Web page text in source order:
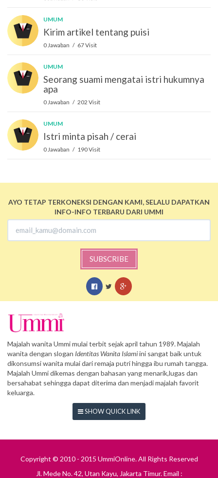
UMUM
Kirim artikel tentang puisi
0 Jawaban / 67 Visit
UMUM
Seorang suami mengatai istri hukumnya
apa
0 Jawaban / 202 Visit
UMUM
Istri minta pisah / cerai
0 Jawaban / 190 Visit
AYO TETAP TERKONEKSI DENGAN KAMI, SELALU DAPATKAN
INFO-INFO TERBARU DARI UMMI
SUBSCRIBE
Majalah wanita Ummi mulai terbit sejak april tahun 1989. Majalah
wanita dengan slogan Identitas Wanita Islamiini sangat baik untuk
dikonsumsi wanita mulai dari remaja putri hingga ibu rumah tangga.
Majalah Ummi dikemas dengan bahasan yang menarik,lugas dan
bersahabat sehingga dapat diterima dan menjadi majalah favorit
keluarga.
SHOW QUICK LINK
Copyright © 2010 - 2015 UmmiOnline. All Rights Reserved
Jl. Mede No. 42, Utan Kayu, Jakarta Timur. Email :